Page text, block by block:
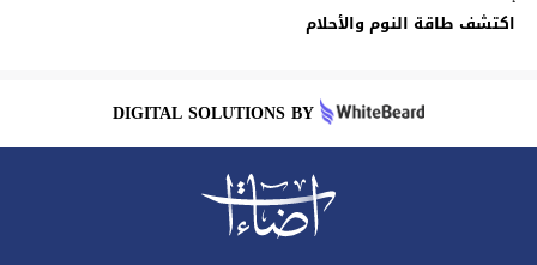
اكتشف طاقة النوم والأحلام
DIGITAL SOLUTIONS BY